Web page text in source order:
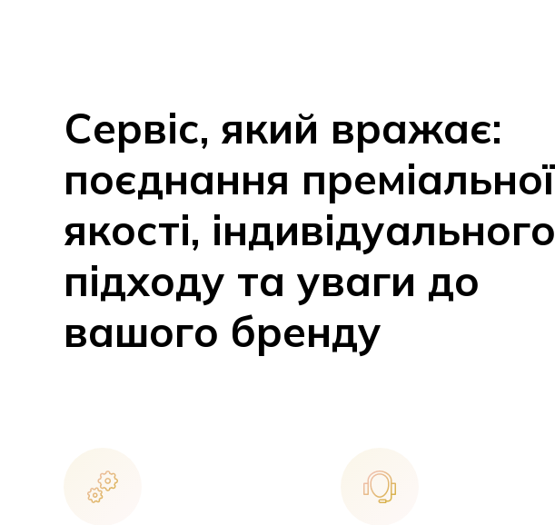
Сервіс, який вражає:
поєднання преміальної
якості, індивідуального
підходу та уваги до
вашого бренду